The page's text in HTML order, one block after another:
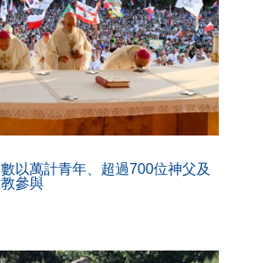
以萬計青年、超過700位神父及
參與